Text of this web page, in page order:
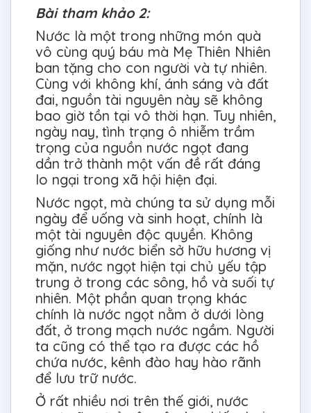
Bài tham khảo 2:
Nước là một trong những món quà
vô cùng quý báu mà Mẹ Thiên Nhiên
ban tặng cho con người và tự nhiên.
Cùng với không khí, ánh sáng và đất
đai, nguồn tài nguyên này sẽ không
bao giờ tồn tại vô thời hạn. Tuy nhiên,
ngày nay, tình trạng ô nhiễm trầm
trọng của nguồn nước ngọt đang
dần trở thành một vấn đề rất đáng
lo ngại trong xã hội hiện đại.
Nước ngọt, mà chúng ta sử dụng mỗi
ngày để uống và sinh hoạt, chính là
một tài nguyên độc quyền. Không
giống như nước biển sở hữu hương vị
mặn, nước ngọt hiện tại chủ yếu tập
trung ở trong các sông, hồ và suối tự
nhiên. Một phần quan trọng khác
chính là nước ngọt nằm ở dưới lòng
đất, ở trong mạch nước ngầm. Người
ta cũng có thể tạo ra được các hồ
chứa nước, kênh đào hay hào rãnh
để lưu trữ nước.
Ở rất nhiều nơi trên thế giới, nước